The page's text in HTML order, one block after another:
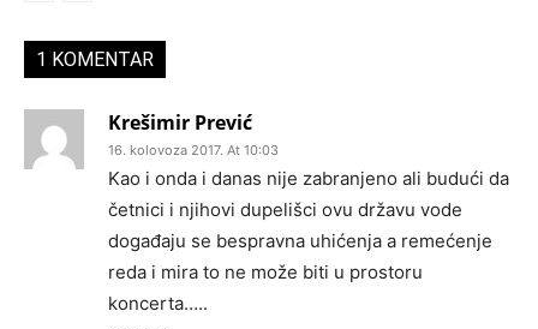
1 KOMENTAR
Krešimir Prević
16. kolovoza 2017. At 10:03
Kao i onda i danas nije zabranjeno ali budući da
četnici i njihovi dupelišci ovu državu vode
događaju se bespravna uhićenja a remećenje
reda i mira to ne može biti u prostoru
koncerta…..